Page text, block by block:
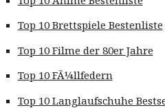
Top 10 Brettspiele Bestenliste
Top 10 Filme der 80er Jahre
Top 10 FÃ¼llfedern
Top 10 Langlaufschuhe